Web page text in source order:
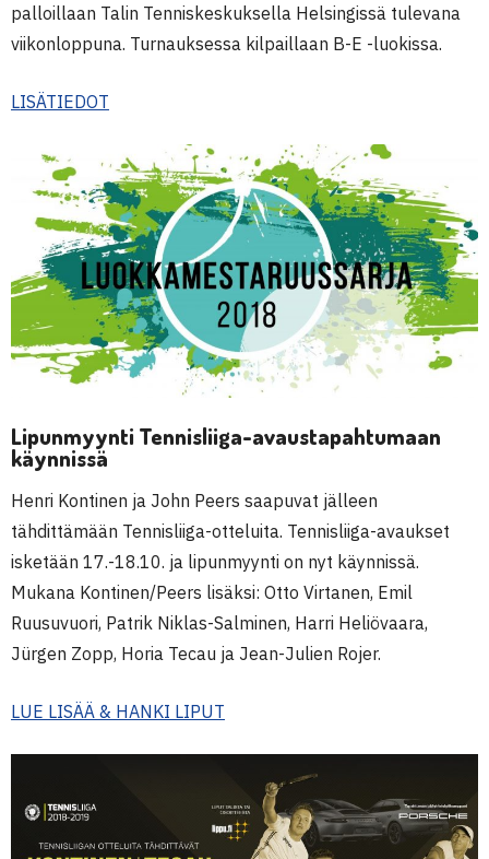
palloillaan Talin Tenniskeskuksella Helsingissä tulevana
viikonloppuna. Turnauksessa kilpaillaan B-E -luokissa.
LISÄTIEDOT
Lipunmyynti Tennisliiga-avaustapahtumaan
käynnissä
Henri Kontinen ja John Peers saapuvat jälleen
tähdittämään Tennisliiga-otteluita. Tennisliiga-avaukset
isketään 17.-18.10. ja lipunmyynti on nyt käynnissä.
Mukana Kontinen/Peers lisäksi: Otto Virtanen, Emil
Ruusuvuori, Patrik Niklas-Salminen, Harri Heliövaara,
Jürgen Zopp, Horia Tecau ja Jean-Julien Rojer.
LUE LISÄÄ & HANKI LIPUT